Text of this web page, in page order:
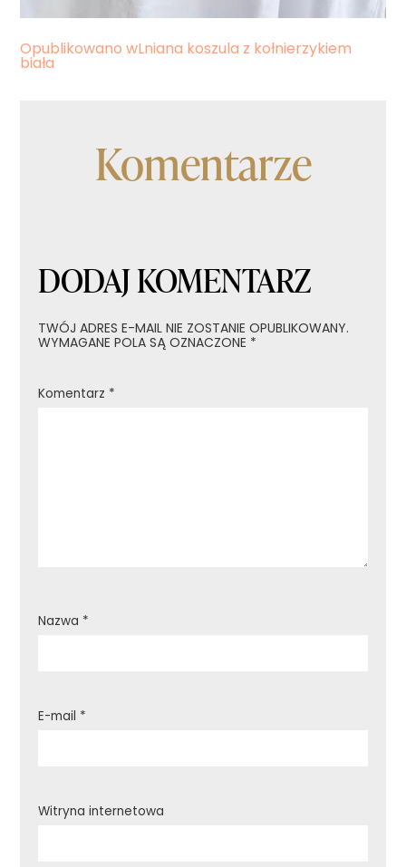
Nawigacja
Opublikowano wLniana koszula z kołnierzykiem
biała
Komentarze
DODAJ KOMENTARZ
TWÓJ ADRES E-MAIL NIE ZOSTANIE OPUBLIKOWANY.
WYMAGANE POLA SĄ OZNACZONE *
Komentarz *
Nazwa *
E-mail *
Witryna internetowa